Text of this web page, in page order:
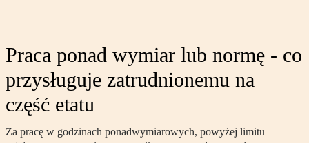
Praca ponad wymiar lub normę - co
przysługuje zatrudnionemu na
część etatu
Za pracę w godzinach ponadwymiarowych, powyżej limitu